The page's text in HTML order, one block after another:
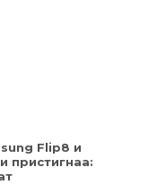
Flip8 и
пристигнаа: